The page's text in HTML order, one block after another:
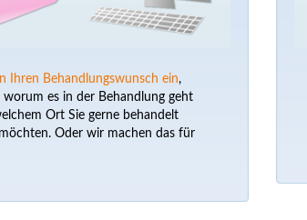
Ihren Behandlungswunsch ein,
worum es in der Behandlung geht
Ort Sie gerne behandelt
Oder wir machen das für